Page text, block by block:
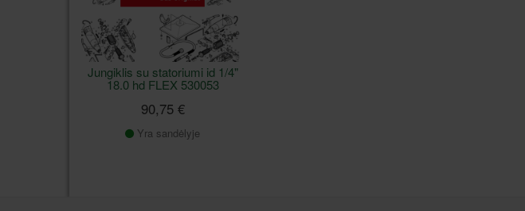
Jungiklis su statoriumi id 1/4"
18.0 hd FLEX 530053
90,75 €
Yra sandėlyje